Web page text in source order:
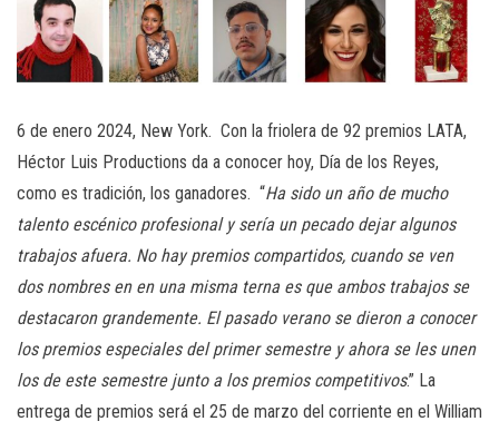
6 de enero 2024, New York. Con la friolera de 92 premios LATA,
Héctor Luis Productions da a conocer hoy, Día de los Reyes,
como es tradición, los ganadores. “Ha sido un año de mucho
talento escénico profesional y sería un pecado dejar algunos
trabajos afuera. No hay premios compartidos, cuando se ven
dos nombres en en una misma terna es que ambos trabajos se
destacaron grandemente. El pasado verano se dieron a conocer
los premios especiales del primer semestre y ahora se les unen
los de este semestre junto a los premios competitivos.” La
entrega de premios será el 25 de marzo del corriente en el William